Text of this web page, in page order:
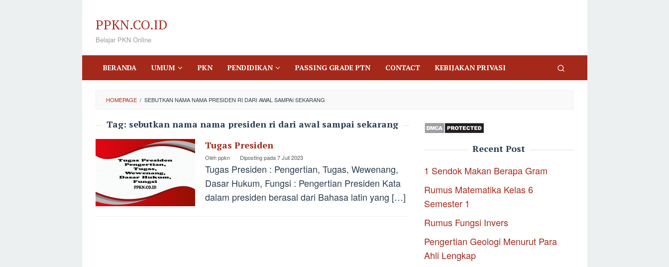
konten
PPKN.CO.ID
Belajar PKN Online
BERANDA UMUM PKN PENDIDIKAN PASSING GRADE PTN CONTACT KEBIJAKAN PRIVASI
HOMEPAGE / SEBUTKAN NAMA NAMA PRESIDEN RI DARI AWAL SAMPAI SEKARANG
Tag: sebutkan nama nama presiden ri dari awal sampai sekarang
Tugas Presiden
Olehppkn Diposting pada7 Juli 2023
Tugas Presiden : Pengertian, Tugas, Wewenang,
Dasar Hukum, Fungsi : Pengertian Presiden Kata
dalam presiden berasal dari Bahasa latin yang […]
Recent Post
1 Sendok Makan Berapa Gram
Rumus Matematika Kelas 6
Semester 1
Rumus Fungsi Invers
Pengertian Geologi Menurut Para
Ahli Lengkap